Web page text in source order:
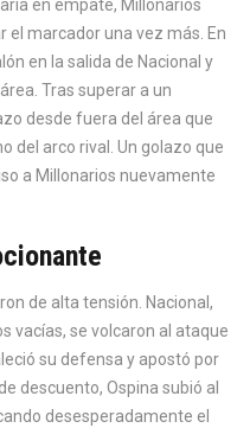
en empate, Millonarios
el marcador una vez más. En
en la salida de Nacional y
Tras superar a un
desde fuera del área que
del arco rival. Un golazo que
a Millonarios nuevamente
de alta tensión. Nacional,
vacías, se volcaron al ataque
su defensa y apostó por
descuento, Ospina subió al
desesperadamente el